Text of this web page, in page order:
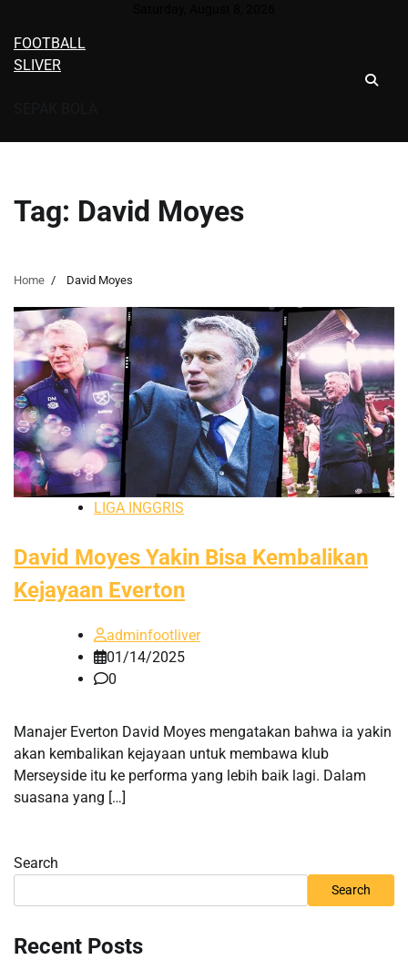
content
FOOTBALL
SLIVER
Tag: David Moyes
Home David Moyes
LIGA INGGRIS
David Moyes Yakin Bisa Kembalikan
Kejayaan Everton
adminfootliver
01/14/2025
0
Manajer Everton David Moyes mengatakan bahwa ia yakin
akan kembalikan kejayaan untuk membawa klub
Merseyside itu ke performa yang lebih baik lagi. Dalam
suasana yang […]
Search
Search
Recent Posts